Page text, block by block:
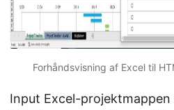
Forhåndsvisning af Excel til
Input Excel-